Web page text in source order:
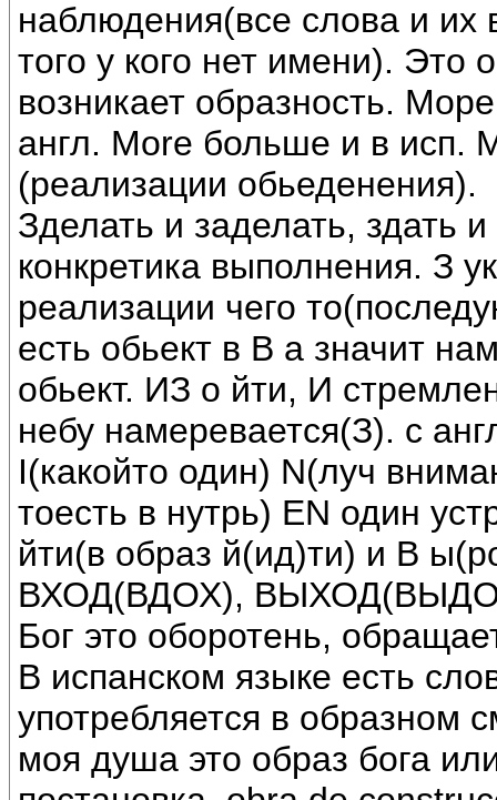
наблюдения(все слова и
того у кого нет имени). Это
возникает образность.
англ. More больше и в исп.
(реализации обьеденения).
Зделать и заделать, здать
конкретика выполнения. З
реализации чего
есть обьект в В а значит
обьект. ИЗ о йти, И
небу намеревается(З). с
I(какойто один) N(луч
тоесть в нутрь) EN один
йти(в образ й(ид)ти) и В
ВХОД(ВДОХ),
Бог это оборотень,
В испанском языке есть
употребляется в образном
моя душа это образ бога